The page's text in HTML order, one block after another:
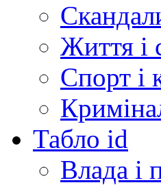
Життя і
Спорт і
Табло id
Влада і